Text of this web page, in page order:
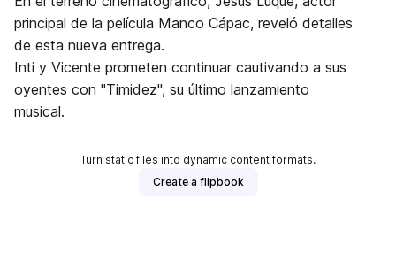
principal de la película Manco Cápac, reveló detalles
de esta nueva entrega.
Inti y Vicente prometen continuar cautivando a sus
oyentes con "Timidez", su último lanzamiento
musical.
Turn static files into dynamic content formats.
Create a flipbook